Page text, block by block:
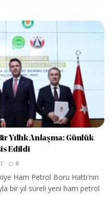
Yıllık Anlaşma: Günlük
Edildi
0
Ham Petrol Boru Hattı'nın
bir yıl süreli yeni ham petrol